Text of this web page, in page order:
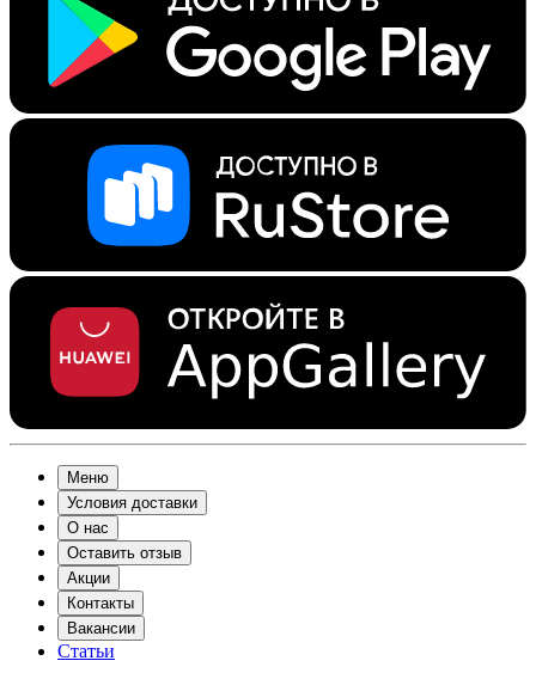
Меню
Условия доставки
О нас
Оставить отзыв
Акции
Контакты
Вакансии
Статьи